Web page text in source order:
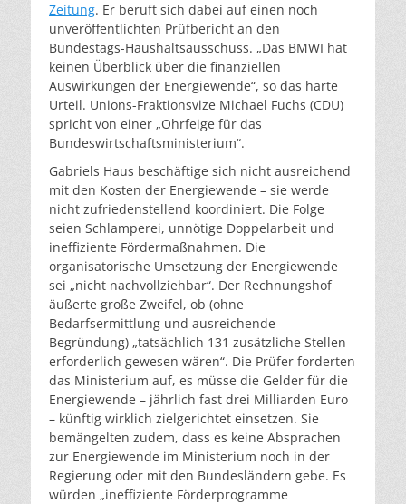
Zeitung. Er beruft sich dabei auf einen noch
unveröffentlichten Prüfbericht an den
Bundestags-Haushaltsausschuss. „Das BMWI hat
keinen Überblick über die finanziellen
Auswirkungen der Energiewende“, so das harte
Urteil. Unions-Fraktionsvize Michael Fuchs (CDU)
spricht von einer „Ohrfeige für das
Bundeswirtschaftsministerium“.
Gabriels Haus beschäftige sich nicht ausreichend
mit den Kosten der Energiewende – sie werde
nicht zufriedenstellend koordiniert. Die Folge
seien Schlamperei, unnötige Doppelarbeit und
ineffiziente Fördermaßnahmen. Die
organisatorische Umsetzung der Energiewende
sei „nicht nachvollziehbar“. Der Rechnungshof
äußerte große Zweifel, ob (ohne
Bedarfsermittlung und ausreichende
Begründung) „tatsächlich 131 zusätzliche Stellen
erforderlich gewesen wären“. Die Prüfer forderten
das Ministerium auf, es müsse die Gelder für die
Energiewende – jährlich fast drei Milliarden Euro
– künftig wirklich zielgerichtet einsetzen. Sie
bemängelten zudem, dass es keine Absprachen
zur Energiewende im Ministerium noch in der
Regierung oder mit den Bundesländern gebe. Es
würden „ineffiziente Förderprogramme